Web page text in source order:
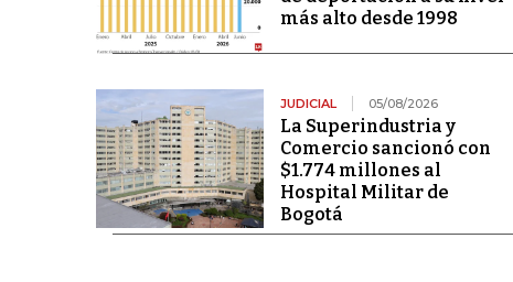
más alto desde 1998
JUDICIAL 05/08/2026
La Superindustria y
Comercio sancionó con
$1.774 millones al
Hospital Militar de
Bogotá